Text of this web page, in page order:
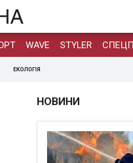
WAVE STYLER
ЕКОЛОГІЯ
НОВИНИ